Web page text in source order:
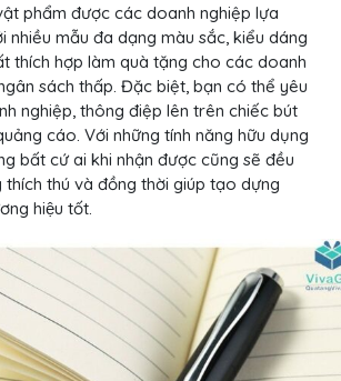
phẩm được các doanh nghiệp lựa
nhiều mẫu đa dạng màu sắc, kiểu dáng
thích hợp làm quà tặng cho các doanh
sách thấp. Đặc biệt, bạn có thể yêu
nghiệp, thông điệp lên trên chiếc bút
cáo. Với những tính năng hữu dụng
bất cứ ai khi nhận được cũng sẽ đều
thú và đồng thời giúp tạo dựng
hiệu tốt.